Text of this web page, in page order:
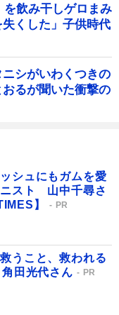
飲み干しゲロまみ
くした」子供時代
シがいわくつきの
るが聞いた衝撃の
シュにもガムを愛
ニスト 山中千尋さ
】
PR
うこと、救われる
田光代さん
PR